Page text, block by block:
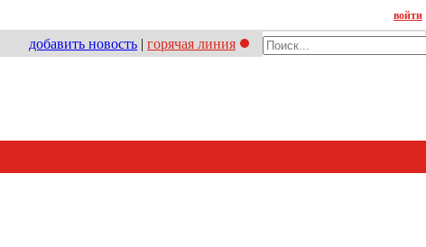
войти
добавить новость | горячая линия